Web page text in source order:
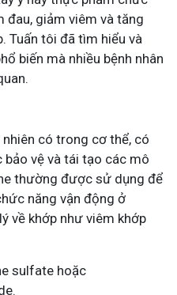
đau, giảm viêm và tăng
Tuấn tôi đã tìm hiểu và
biến mà nhiều bệnh nhân
có trong cơ thể, có
vệ và tái tạo các mô
thường được sử dụng để
năng vận động ở
về khớp như viêm khớp
sulfate hoặc